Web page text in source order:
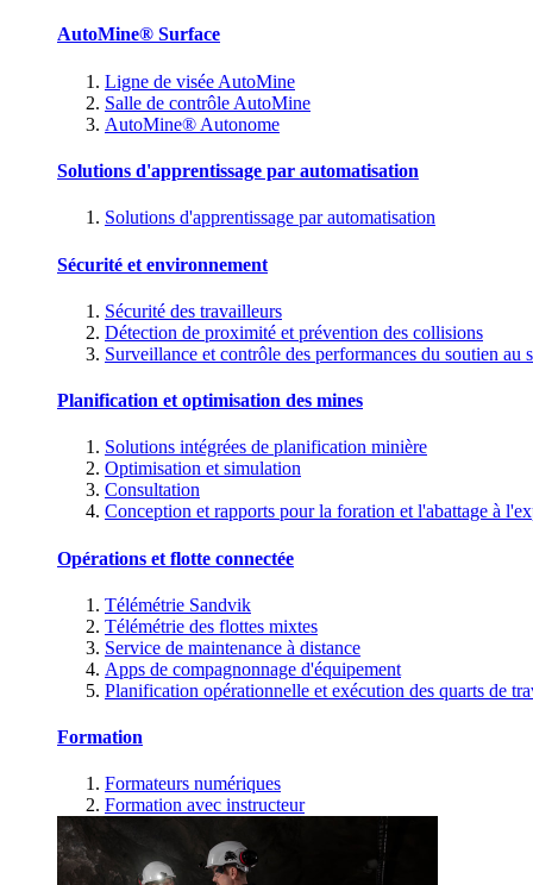
AutoMine® Surface
Ligne de visée AutoMine
Salle de contrôle AutoMine
AutoMine® Autonome
Solutions d'apprentissage par automatisation
Solutions d'apprentissage par automatisation
Sécurité et environnement
Sécurité des travailleurs
Détection de proximité et prévention des collisions
Surveillance et contrôle des performances du soutien au
Planification et optimisation des mines
Solutions intégrées de planification minière
Optimisation et simulation
Consultation
Conception et rapports pour la foration et l'abattage à
Opérations et flotte connectée
Télémétrie Sandvik
Télémétrie des flottes mixtes
Service de maintenance à distance
Apps de compagnonnage d'équipement
Planification opérationnelle et exécution des quarts de
Formation
Formateurs numériques
Formation avec instructeur